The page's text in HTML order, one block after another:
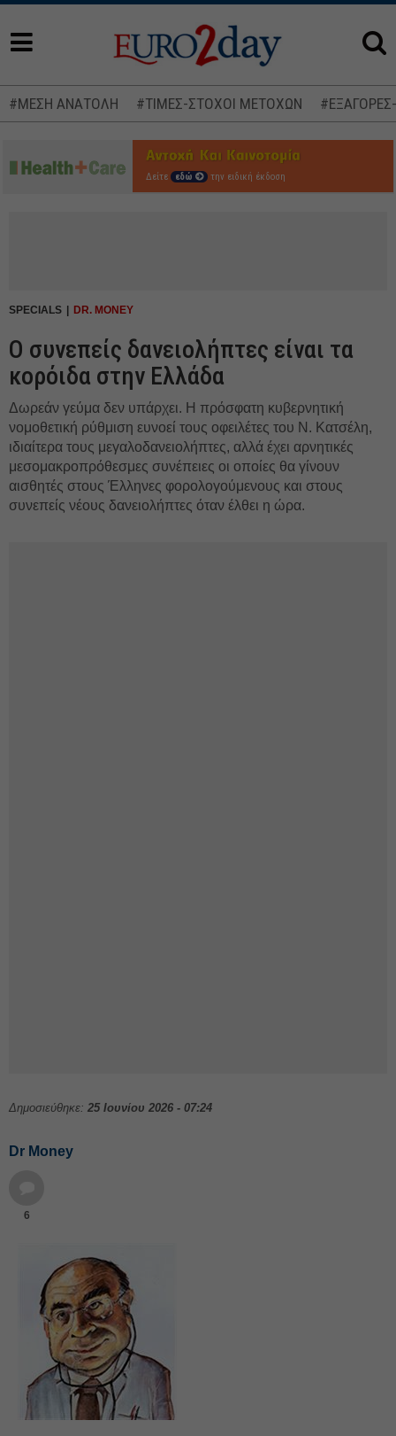
#ΜΕΣΗ ΑΝΑΤΟΛΗ #ΤΙΜΕΣ-ΣΤΟΧΟΙ ΜΕΤΟΧΩΝ
Δείτε εδώ την ειδική έκδοση
SPECIALS DR. MONEY
Ο συνεπείς δανειολήπτες είναι τα
κορόιδα στην Ελλάδα
Δωρεάν γεύμα δεν υπάρχει. Η πρόσφατη κυβερνητική
νομοθετική ρύθμιση ευνοεί τους οφειλέτες του Ν. Κατσέλη,
ιδιαίτερα τους μεγαλοδανειολήπτες, αλλά έχει αρνητικές
μεσομακροπρόθεσμες συνέπειες οι οποίες θα γίνουν
αισθητές στους Έλληνες φορολογούμενους και στους
συνεπείς νέους δανειολήπτες όταν έλθει η ώρα.
Δημοσιεύθηκε: 25 Ιουνίου 2026 - 07:24
Dr Money
6